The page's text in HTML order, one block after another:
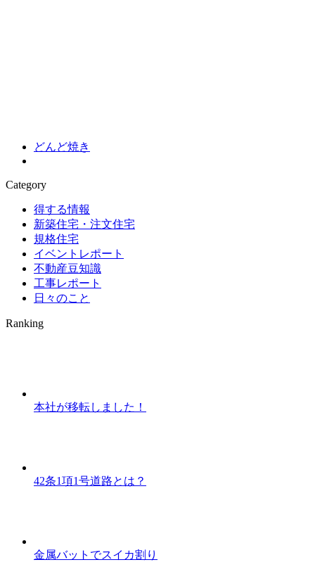
どんど焼き
Category
得する情報
新築住宅・注文住宅
規格住宅
イベントレポート
不動産豆知識
工事レポート
日々のこと
Ranking
本社が移転しました！
42条1項1号道路とは？
金属バットでスイカ割り